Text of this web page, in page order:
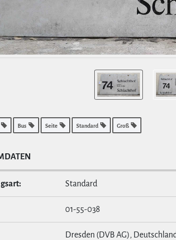
Bus Seite Standard Groß
Standard
01-55-038
Dresden (DVB AG),